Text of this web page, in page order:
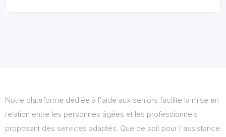
Notre plateforme dédiée à l'aide aux seniors facilite la mise en
relation entre les personnes âgées et les professionnels
proposant des services adaptés. Que ce soit pour l'assistance